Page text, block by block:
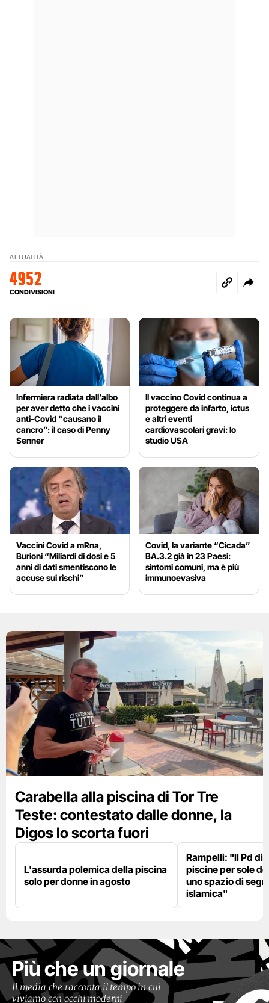
ATTUALITÀ
4952
CONDIVISIONI
Infermiera radiata dall’albo
per aver detto che i vaccini
anti-Covid “causano il
cancro”: il caso di Penny
Senner
Il vaccino Covid continua a
proteggere da infarto, ictus
e altri eventi
cardiovascolari gravi: lo
studio USA
Vaccini Covid a mRna,
Burioni “Miliardi di dosi e 5
anni di dati smentiscono le
accuse sui rischi”
Covid, la variante “Cicada”
BA.3.2 già in 23 Paesi:
sintomi comuni, ma è più
immunoevasiva
Carabella alla piscina di Tor Tre
Teste: contestato dalle donne, la
Digos lo scorta fuori
L'assurda polemica della piscina
solo per donne in agosto
Rampelli: "Il Pd
piscine per sole
uno spazio di
islamica"
Più che un giornale
Il media che racconta il tempo in cui
viviamo con occhi moderni